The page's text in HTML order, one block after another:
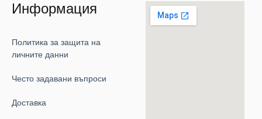
Информация
Политика за защита на
личните данни
Често задавани въпроси
Доставка